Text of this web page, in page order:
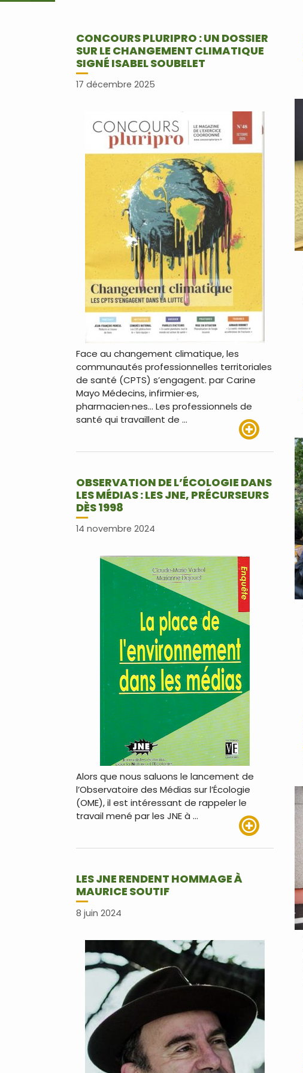
CONCOURS PLURIPRO : UN DOSSIER
SUR LE CHANGEMENT CLIMATIQUE
SIGNÉ ISABEL SOUBELET
17 décembre 2025
Face au changement climatique, les
communautés professionnelles territoriales
de santé (CPTS) s’engagent. par Carine
Mayo Médecins, infirmier·es,
pharmacien·nes… Les professionnels de
santé qui travaillent de …
OBSERVATION DE L’ÉCOLOGIE DANS
LES MÉDIAS : LES JNE, PRÉCURSEURS
DÈS 1998
14 novembre 2024
Alors que nous saluons le lancement de
l’Observatoire des Médias sur l’Écologie
(OME), il est intéressant de rappeler le
travail mené par les JNE à …
LES JNE RENDENT HOMMAGE À
MAURICE SOUTIF
8 juin 2024